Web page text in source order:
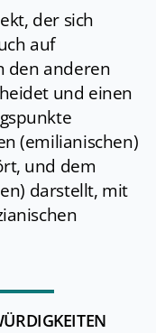
der sich
auf
den anderen
und einen
(emilianischen)
und dem
darstellt, mit